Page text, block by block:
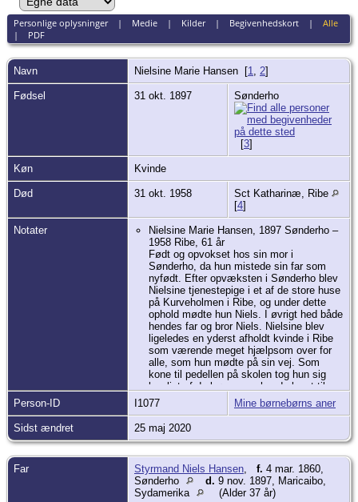
Personlige oplysninger| Medie| Kilder| Begivenhedskort| Alle
| PDF
Navn Nielsine Marie Hansen [1, 2]
Fødsel 31 okt. 1897 Sønderho
[3]
Køn Kvinde
Død 31 okt. 1958
Sct Katharinæ, Ribe
[4]
Notater
Nielsine Marie Hansen, 1897 Sønderho –
1958 Ribe, 61 år
Født og opvokset hos sin mor i
Sønderho, da hun mistede sin far som
nyfødt. Efter opvæksten i Sønderho blev
Nielsine tjenestepige i et af de store huse
på Kurveholmen i Ribe, og under dette
ophold mødte hun Niels. I øvrigt hed både
hendes far og bror Niels. Nielsine blev
ligeledes en yderst afholdt kvinde i Ribe
som værende meget hjælpsom over for
alle, som hun mødte på sin vej. Som
kone til pedellen på skolen tog hun sig
kærligt af de børn, som havde langt til
skole og ofte om vinteren var forkomne,
når de nåede frem. Hun var ligeledes
dygtig med sine hænder og var samtidig
meget handlekraftig. Hendes motto var, at
hvis man kun gør det, der er nødvendigt,
er livet ikke værd at leve. Hun fik en
ualmindelig stor begravelse fra Sct.
Catharinæ Kirke i Ribe. Nielsine døde på
sin 61 års fødseldag af kræft i maven.
Person-ID I1077 Mine børnebørns aner
Sidst ændret 25 maj 2020
Far Styrmand Niels Hansen, f. 4 mar. 1860,
Sønderho
d. 9 nov. 1897, Maricaibo,
Sydamerika
(Alder 37 år)